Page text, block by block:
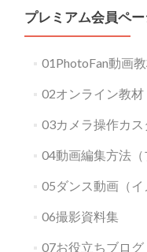
プレミアム会員ペ
01PhotoFan動画
02オンライン教材
03カメラ操作カ
04動画編集方法（
05ダンス動画（イ
06撮影資料集
07お役立ちブログ